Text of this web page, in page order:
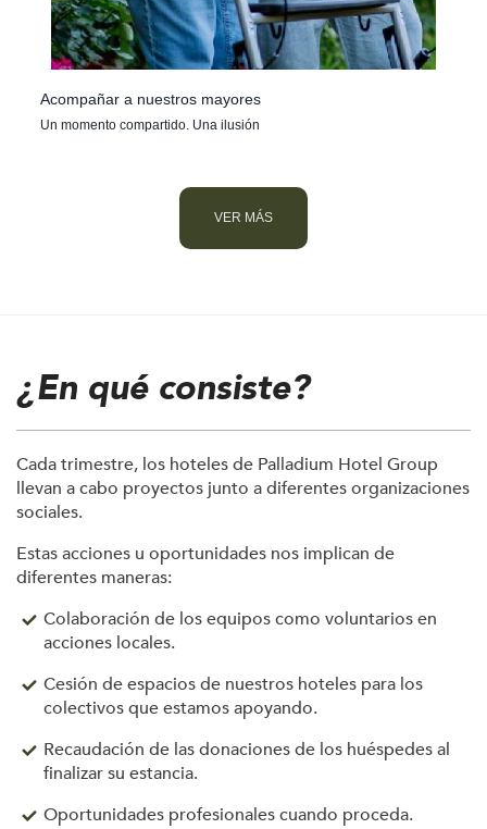
Acompañar a nuestros mayores
Un momento compartido. Una ilusión
VER MÁS
¿En qué consiste?
Cada trimestre, los hoteles de Palladium Hotel Group
llevan a cabo proyectos junto a diferentes organizaciones
sociales.
Estas acciones u oportunidades nos implican de
diferentes maneras:
Colaboración de los equipos como voluntarios en
acciones locales.
Cesión de espacios de nuestros hoteles para los
colectivos que estamos apoyando.
Recaudación de las donaciones de los huéspedes al
finalizar su estancia.
Oportunidades profesionales cuando proceda.